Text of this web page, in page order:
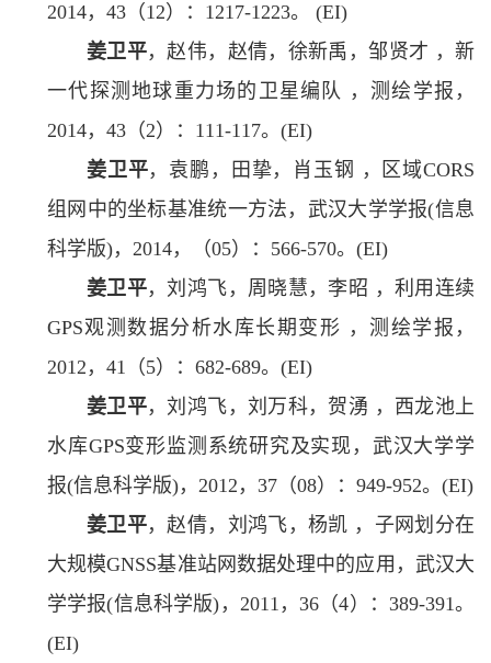
2014，43（12）：1217-1223。 (EI)
姜卫平，赵伟，赵倩，徐新禹，邹贤才 ，新
一代探测地球重力场的卫星编队 ，测绘学报，
2014，43（2）：111-117。(EI)
姜卫平，袁鹏，田挚，肖玉钢 ，区域CORS
组网中的坐标基准统一方法，武汉大学学报(信息
科学版)，2014，（05）：566-570。(EI)
姜卫平，刘鸿飞，周晓慧，李昭 ，利用连续
GPS观测数据分析水库长期变形 ，测绘学报，
2012，41（5）：682-689。(EI)
姜卫平，刘鸿飞，刘万科，贺湧 ，西龙池上
水库GPS变形监测系统研究及实现，武汉大学学
报(信息科学版)，2012，37（08）：949-952。(EI)
姜卫平，赵倩，刘鸿飞，杨凯 ，子网划分在
大规模GNSS基准站网数据处理中的应用，武汉大
学学报(信息科学版)，2011，36（4）：389-391。
(EI)